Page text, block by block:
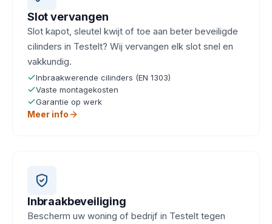
Slot vervangen
Slot kapot, sleutel kwijt of toe aan beter beveiligde
cilinders in Testelt? Wij vervangen elk slot snel en
vakkundig.
Inbraakwerende cilinders (EN 1303)
Vaste montagekosten
Garantie op werk
Meer info
Inbraakbeveiliging
Bescherm uw woning of bedrijf in Testelt tegen